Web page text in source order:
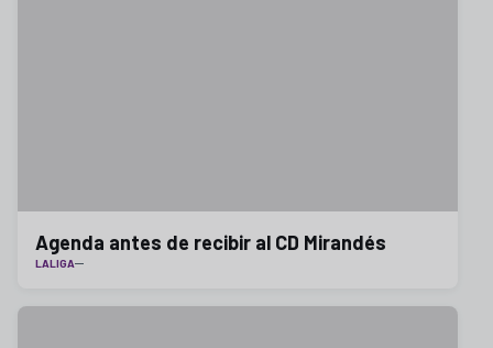
Agenda antes de recibir al CD Mirandés
LALIGA